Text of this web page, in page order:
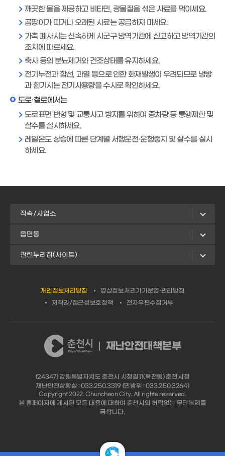
깨끗한 물을 제공하고 비타민, 광물질을 섞은 사료를 먹이세요.
곰팡이가 피거나 오래된 사료는 공급하지 마세요.
가축 폐사시는 신속하게 시군구 방역기관에 신고하고 방역기관의
조치에 따르세요.
축사 등의 분뇨제거와 건조상태를 유지하세요.
전기누전과 합선, 과열 등으로 인한 화재발생이 우려되므로 냉방
과 환기시는 전기사용량을 수시로 확인하세요.
도로·철로에서는
도로표면 변형 및 교통사고 방지를 위하여 중차량 등 통행제한 및
살수를 실시하세요.
레일온도 상승에 따른 단계별 서행운전·운행중지 및 살수를 실시
하세요.
직속/사업소
읍면동
관련누리집(사이트)
개인정보처리방침
영상정보처리기기운영·관리방침
저작권/접근성보호정책
전자우편수집거부
재난안전대책본부
(24347) 강원특별자치도 춘천시 시청길11(옥천동) 춘천시청
재난안전상황실 : 033.250.3319 (민방위 : 033.250.3264)
Copyright 2022. Chuncheon City. All rights reserved.
본 홈페이지에 게시된 모든 내용에 대하여 춘천시의 허락없는 무단복제를
금합니다.